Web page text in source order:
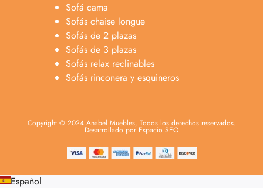
Sofá cama
Sofás chaise longue
Sofás de 2 plazas
Sofás de 3 plazas
Sofás relax reclinables
Sofás rinconera y esquineros
Copyright © 2024 Anabel Muebles, Todos los derechos reservados.
Desarrollado por Espacio SEO
Español